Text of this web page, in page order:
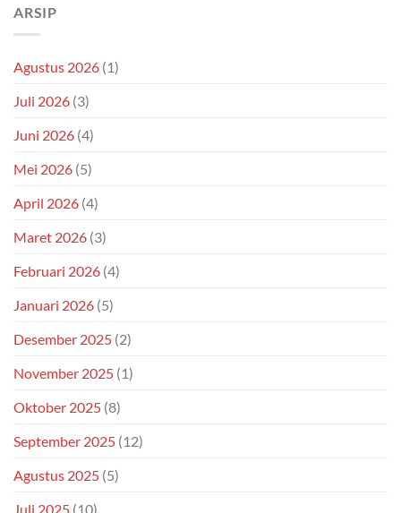
ARSIP
Agustus 2026 (1)
Juli 2026 (3)
Juni 2026 (4)
Mei 2026 (5)
April 2026 (4)
Maret 2026 (3)
Februari 2026 (4)
Januari 2026 (5)
Desember 2025 (2)
November 2025 (1)
Oktober 2025 (8)
September 2025 (12)
Agustus 2025 (5)
Juli 2025 (10)